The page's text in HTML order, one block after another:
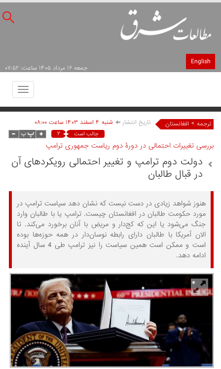
English
جمعه ۱۶ مرداد ۱۴۰۵ ساعت: ۰۷:۵۲
Toggle
ترجمه > افغانستان تاریخ انتشار شنبه ۴ اسفند ۱۴۰۳ ساعت ۰۸:۰۰
جالب است ۲
بررسی تغییرات احتمالی در دورۀ دوم ریاست جمهوری ترامپ
دولت دوم ترامپ و تغییر احتمالی رویکردهای آن
در قبال طالبان
هنوز شواهد زیادی در دست نیست که نشان دهد سیاست ترامپ در
مورد حکومت طالبان در افغانستان چیست. ترامپ یا با طالبان وارد
جنگ می‌شود یا این که کج‌دار و مریض با آنان برخورد می‌کند. تا
الان آمریکا با طالبان دارای رابطه نوسان‌دار در همه حوزه‌ها بوده
است و ممکن است همین سیاست را نیز ترامپ طی 4 سال آینده
ادامه دهد.